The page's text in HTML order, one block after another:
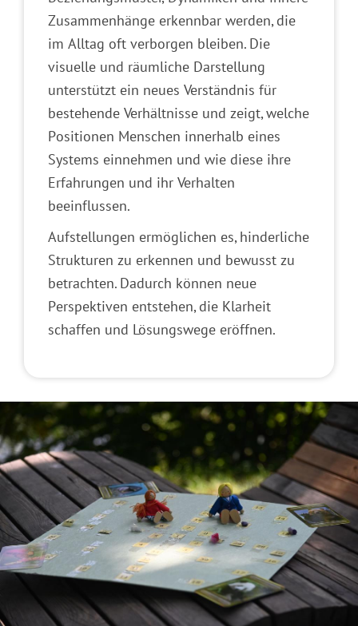
Zusammenhänge erkennbar werden, die
im Alltag oft verborgen bleiben. Die
visuelle und räumliche Darstellung
unterstützt ein neues Verständnis für
bestehende Verhältnisse und zeigt, welche
Positionen Menschen innerhalb eines
Systems einnehmen und wie diese ihre
Erfahrungen und ihr Verhalten
beeinflussen.
Aufstellungen ermöglichen es, hinderliche
Strukturen zu erkennen und bewusst zu
betrachten. Dadurch können neue
Perspektiven entstehen, die Klarheit
schaffen und Lösungswege eröffnen.